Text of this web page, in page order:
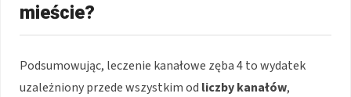
mieście?
Podsumowując, leczenie kanałowe zęba 4 to wydatek
uzależniony przede wszystkim od liczby kanałów,